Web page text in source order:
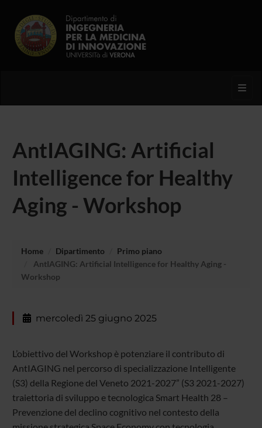
AntIAGING: Artificial
Intelligence for Healthy
Aging - Workshop
Home Dipartimento
Primo piano
AntIAGING: Artificial Intelligence for Healthy Aging -
Workshop
mercoledì 25 giugno 2025
L’obiettivo del Workshop è potenziare il contributo di
AntIAGING nel percorso di specializzazione Intelligente
(S3) della Regione del Veneto 2021-2027” (S3 2021-2027)
traiettoria di sviluppo e tecnologica Smart Health 28 –
Prevenzione del declino cognitivo nel contesto della